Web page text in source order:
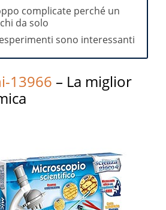
complicate perché un
da solo
sono interessanti
13966 – La miglior